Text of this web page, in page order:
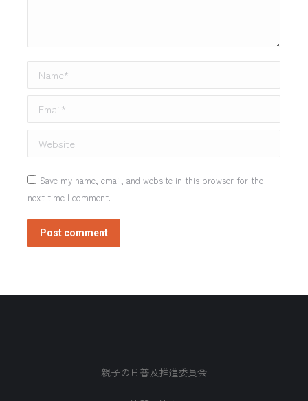
Name *
Email *
Website
Save my name, email, and website in this browser for the
next time I comment.
Post comment
親子の日普及推進委員会